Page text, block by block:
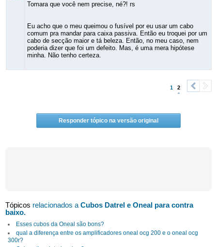
Tomara que você nem precise, né?! rs
Eu acho que o meu queimou o fusível por eu usar um cabo
comum pra mandar para caixa passiva. Então eu troquei por um
cabo de secção maior e tá beleza. Então, no meu caso, nem
poderia dizer que foi um defeito. Mas, é uma mera hipótese
minha. Não tenho certeza.
1 2
Responder tópico na versão original
Tópicos relacionados aCubos Datrel e Oneal para contra
baixo.
Esses cubos da Oneal são bons?
qual a diferença entre os amplificadores oneal ocg 200 e o oneal ocg
300r?